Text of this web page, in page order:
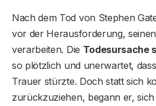
Nach dem Tod von Stephen
vor der Herausforderung,
verarbeiten. Die Todesursache
so plötzlich und unerwartet,
Trauer stürzte. Doch statt sich
zurückzuziehen, begann er,